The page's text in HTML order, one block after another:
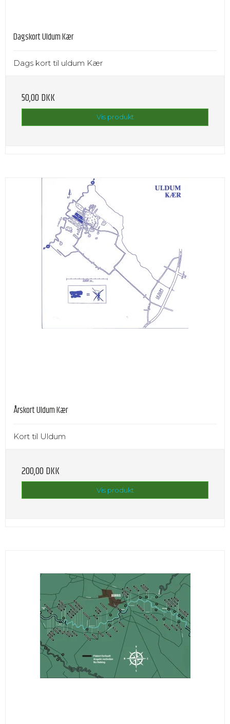
Dagskort Uldum Kær
Dags kort til uldum Kær
50,00 DKK
Vis produkt
Årskort Uldum Kær
Kort til Uldum
200,00 DKK
Vis produkt